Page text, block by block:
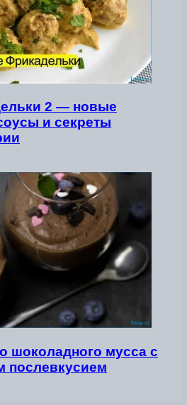
2 — новые
и секреты
шоколадного мусса с